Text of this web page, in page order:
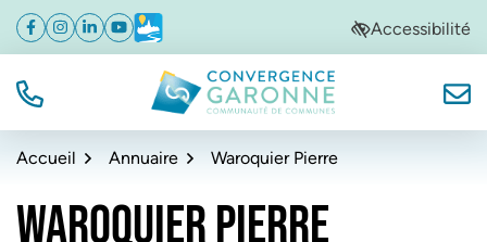
Aller
navigation
Aller
au
Aller
au
de
Facebook
(ouverture dans un nouvel onglet)
Instagram
(ouverture dans un nouvel onglet)
Linkedin
(ouverture dans un nouvel onglet)
YouTube
(ouverture dans un nouvel onglet)
Météo
(ouverture dans un nouvel onglet)Accessibilité
TÉL. Convergence Garonne
Accueil Annuaire Waroquier Pierre
WAROQUIER PIERRE